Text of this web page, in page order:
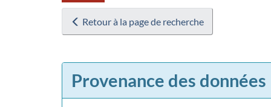
Retour à la page de recherche
Provenance des données